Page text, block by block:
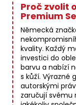
Proč zvolit
Premium
Německá
kvality. Každý
investici do
barvu a nabízí
s kůží. Výrazné
autorskými
zaručují